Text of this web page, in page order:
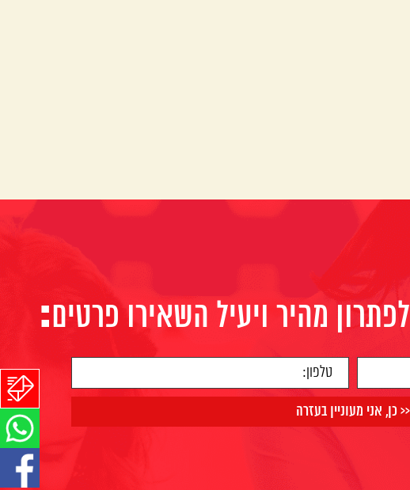
לפתרון מהיר ויעיל השאירו פרטים